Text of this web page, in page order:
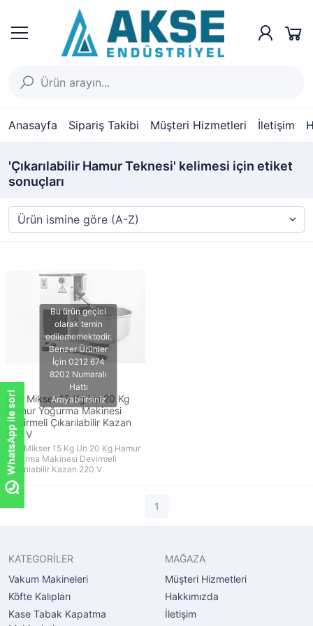
Anasayfa Sipariş Takibi Müşteri Hizmetleri İletişim
'Çıkarılabilir Hamur Teknesi' kelimesi için etiket
sonuçları
Dev Mikser 15 Kg Un 20 Kg
Hamur Yoğurma Makinesi
Devirmeli Çıkarılabilir Kazan
220 V
Dev Mikser 15 Kg Un 20 Kg Hamur
Yoğurma Makinesi Devirmeli
Çıkarılabilir Kazan 220 V
1
KATEGORİLER
Vakum Makineleri
Köfte Kalıpları
Kase Tabak Kapatma
MAĞAZA
Müşteri Hizmetleri
Hakkımızda
İletişim
WhatsApp ile sor!